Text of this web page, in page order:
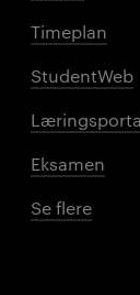
Timeplan
StudentWeb
Eksamen
Se flere